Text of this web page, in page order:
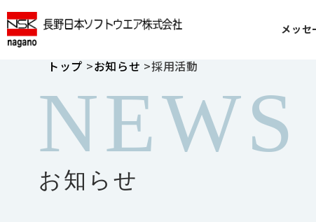
メッセ
トップ お知らせ 採用活動
NEWS
お知らせ